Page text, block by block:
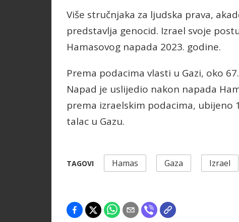
Više stručnjaka za ljudska prava,
predstavlja genocid. Izrael svoje
Hamasovog napada 2023. godine.
Prema podacima vlasti u Gazi, oko
Napad je uslijedio nakon napada
prema izraelskim podacima, ubijeno
talac u Gazu.
TAGOVI Hamas Gaza Izrael